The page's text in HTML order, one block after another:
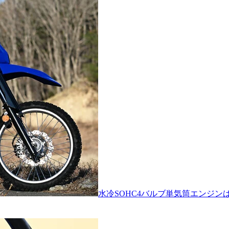
水冷SOHC4バルブ単気筒エンジン